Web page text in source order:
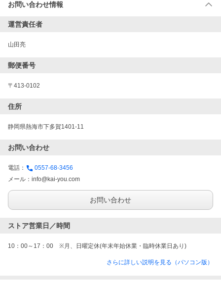
お問い合わせ情報
運営責任者
山田亮
郵便番号
〒413-0102
住所
静岡県熱海市下多賀1401-11
お問い合わせ
電話：
0557-68-3456
メール： info@kai-you.com
お問い合わせ
ストア営業日／時間
10：00～17：00　※月、日曜定休(年末年始休業・臨時休業日あり)
さらに詳しい説明を見る（パソコン版）